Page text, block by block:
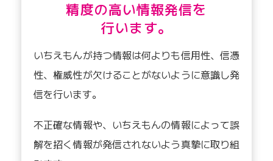
精度の高い情報発信を
行います。
いちえもんが持つ情報は何よりも信用性、信憑
性、権威性が欠けることがないように意識し発
信を行います。
不正確な情報や、いちえもんの情報によって誤
解を招く情報が発信されないよう真摯に取り組